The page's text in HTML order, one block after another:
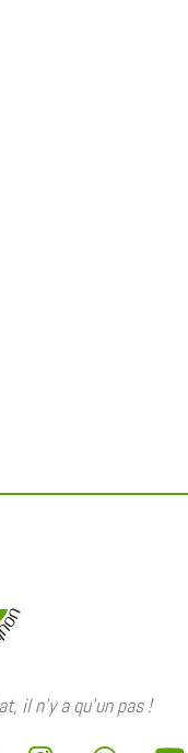
il n’y a qu’un pas !